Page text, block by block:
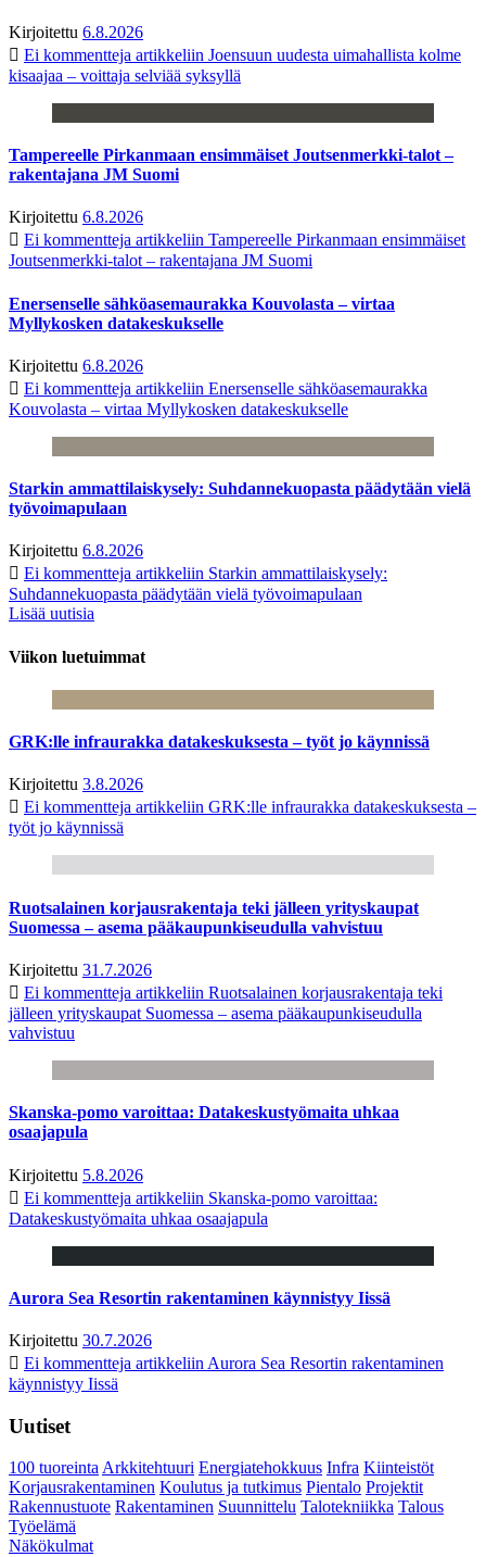
Kirjoitettu 6.8.2026
Ei kommentteja artikkeliin Joensuun uudesta uimahallista kolme
kisaajaa – voittaja selviää syksyllä
Tampereelle Pirkanmaan ensimmäiset Joutsenmerkki-talot –
rakentajana JM Suomi
Kirjoitettu 6.8.2026
Ei kommentteja artikkeliin Tampereelle Pirkanmaan ensimmäiset
Joutsenmerkki-talot – rakentajana JM Suomi
Enersenselle sähköasemaurakka Kouvolasta – virtaa
Myllykosken datakeskukselle
Kirjoitettu 6.8.2026
Ei kommentteja artikkeliin Enersenselle sähköasemaurakka
Kouvolasta – virtaa Myllykosken datakeskukselle
Starkin ammattilaiskysely: Suhdannekuopasta päädytään vielä
työvoimapulaan
Kirjoitettu 6.8.2026
Ei kommentteja artikkeliin Starkin ammattilaiskysely:
Suhdannekuopasta päädytään vielä työvoimapulaan
Lisää uutisia
Viikon luetuimmat
GRK:lle infraurakka datakeskuksesta – työt jo käynnissä
Kirjoitettu 3.8.2026
Ei kommentteja artikkeliin GRK:lle infraurakka datakeskuksesta –
työt jo käynnissä
Ruotsalainen korjausrakentaja teki jälleen yrityskaupat
Suomessa – asema pääkaupunkiseudulla vahvistuu
Kirjoitettu 31.7.2026
Ei kommentteja artikkeliin Ruotsalainen korjausrakentaja teki
jälleen yrityskaupat Suomessa – asema pääkaupunkiseudulla
vahvistuu
Skanska-pomo varoittaa: Datakeskustyömaita uhkaa
osaajapula
Kirjoitettu 5.8.2026
Ei kommentteja artikkeliin Skanska-pomo varoittaa:
Datakeskustyömaita uhkaa osaajapula
Aurora Sea Resortin rakentaminen käynnistyy Iissä
Kirjoitettu 30.7.2026
Ei kommentteja artikkeliin Aurora Sea Resortin rakentaminen
käynnistyy Iissä
Uutiset
100 tuoreintaArkkitehtuuri Energiatehokkuus Infra Kiinteistöt
Korjausrakentaminen Koulutus ja tutkimus Pientalo Projektit
Rakennustuote Rakentaminen Suunnittelu Talotekniikka Talous
Työelämä
Näkökulmat